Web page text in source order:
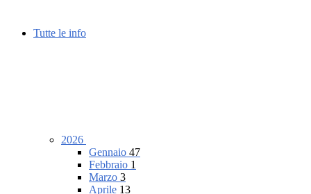
Tutte le info
2026
Gennaio 47
Febbraio 1
Marzo 3
Aprile 13